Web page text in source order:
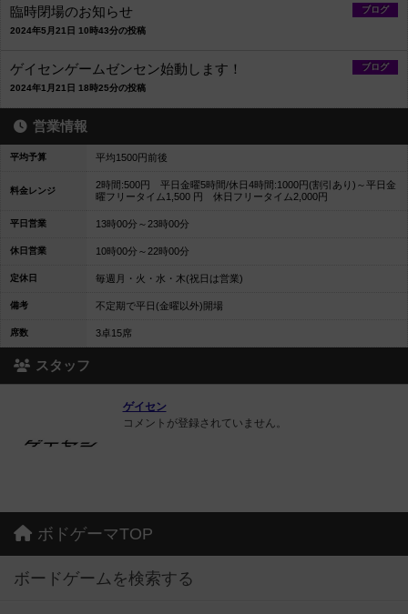
ブログ
臨時閉場のお知らせ
2024年5月21日 10時43分の投稿
ブログ
ゲイセンゲームゼンセン始動します！
2024年1月21日 18時25分の投稿
営業情報
平均予算 平均1500円前後
料金レンジ
2時間:500円 平日金曜5時間/休日4時間:1000円(割引あり)～平日金
曜フリータイム1,500 円 休日フリータイム2,000円
平日営業 13時00分～23時00分
休日営業 10時00分～22時00分
定休日 毎週月・火・水・木(祝日は営業)
備考 不定期で平日(金曜以外)開場
席数 3卓15席
スタッフ
ゲイセン
コメントが登録されていません。
ボドゲーマTOP
ボードゲームを検索する